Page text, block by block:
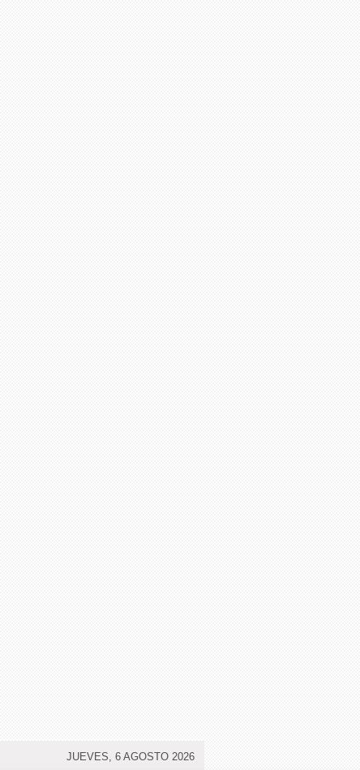
JUEVES, 6 AGOSTO 2026